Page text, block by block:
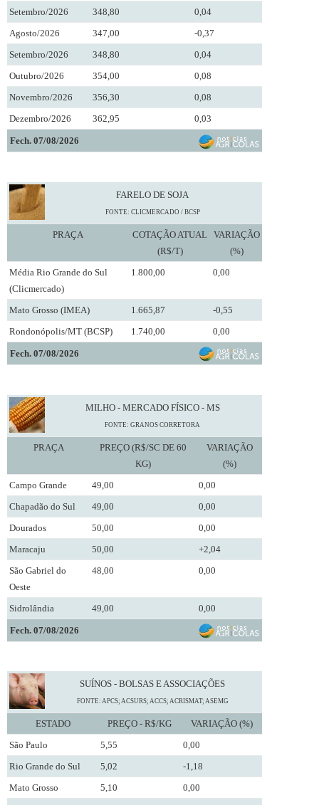
Setembro/2026
348,80
0,04
Agosto/2026
347,00
-0,37
Setembro/2026
348,80
0,04
Outubro/2026
354,00
0,08
Novembro/2026
356,30
0,08
Dezembro/2026
362,95 0,03
Fech. 07/08/2026
FARELO DE SOJA
FONTE: CLICMERCADO / BCSP
PRAÇA
COTAÇÃO ATUAL
(R$/T)
VARIAÇÃO
(%)
Média Rio Grande do Sul
(Clicmercado)
1.800,00 0,00
Mato Grosso (IMEA) 1.665,87
-0,55
Rondonópolis/MT (BCSP)
1.740,00 0,00
Fech. 07/08/2026
MILHO - MERCADO FÍSICO - MS
FONTE: GRANOS CORRETORA
PRAÇA
PREÇO (R$/SC DE 60
KG)
VARIAÇÃO
(%)
Campo Grande
49,00
0,00
Chapadão do Sul
49,00
0,00
Dourados
50,00
0,00
Maracaju
50,00
+2,04
São Gabriel do
Oeste
48,00 0,00
Sidrolândia 49,00 0,00
Fech. 07/08/2026
SUÍNOS - BOLSAS E ASSOCIAÇÕES
FONTE: APCS; ACSURS; ACCS; ACRISMAT; ASEMG
ESTADO PREÇO - R$/KG
VARIAÇÃO (%)
São Paulo
5,55
0,00
Rio Grande do Sul
5,02
-1,18
Mato Grosso
5,10
0,00